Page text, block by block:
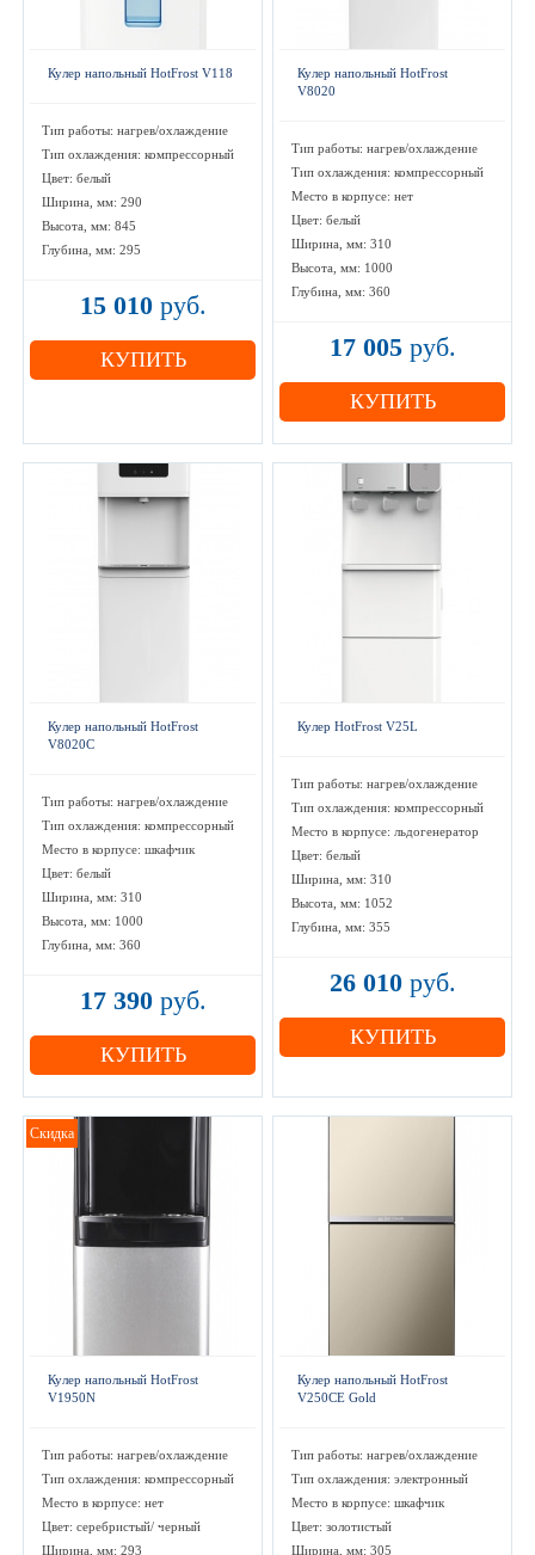
Кулер напольный HotFrost V118
Тип работы: нагрев/охлаждение
Тип охлаждения: компрессорный
Цвет: белый
Ширина, мм: 290
Высота, мм: 845
Глубина, мм: 295
15 010руб.
КУПИТЬ
Кулер напольный HotFrost
V8020
Тип работы: нагрев/охлаждение
Тип охлаждения: компрессорный
Место в корпусе: нет
Цвет: белый
Ширина, мм: 310
Высота, мм: 1000
Глубина, мм: 360
17 005руб.
КУПИТЬ
Кулер напольный HotFrost
V8020С
Тип работы: нагрев/охлаждение
Тип охлаждения: компрессорный
Место в корпусе: шкафчик
Цвет: белый
Ширина, мм: 310
Высота, мм: 1000
Глубина, мм: 360
17 390руб.
КУПИТЬ
Кулер HotFrost V25L
Тип работы: нагрев/охлаждение
Тип охлаждения: компрессорный
Место в корпусе: льдогенератор
Цвет: белый
Ширина, мм: 310
Высота, мм: 1052
Глубина, мм: 355
26 010руб.
КУПИТЬ
Скидка
Кулер напольный HotFrost
V1950N
Тип работы: нагрев/охлаждение
Тип охлаждения: компрессорный
Место в корпусе: нет
Цвет: серебристый/ черный
Ширина, мм: 293
Кулер напольный HotFrost
V250CE Gold
Тип работы: нагрев/охлаждение
Тип охлаждения: электронный
Место в корпусе: шкафчик
Цвет: золотистый
Ширина, мм: 305